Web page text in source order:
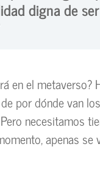
digna de ser
en el metaverso?
por dónde van
necesitamos
apenas se